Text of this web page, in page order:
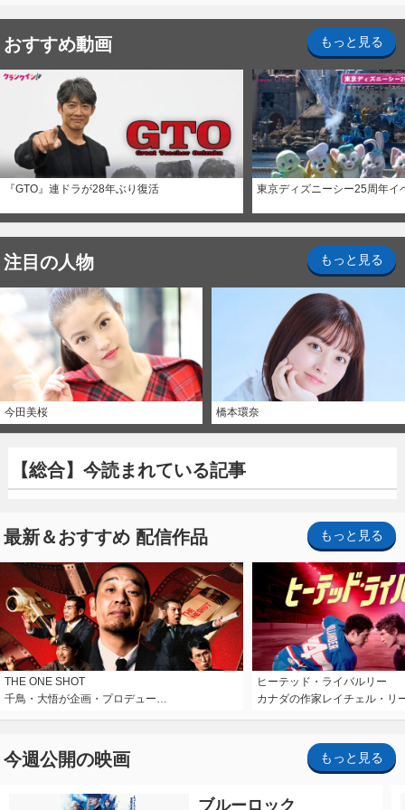
おすすめ動画 もっと見る
『GTO』連ドラが28年ぶり復活 東京ディズニーシー25周年イ
注目の人物 もっと見る
今田美桜 橋本環奈
【総合】今読まれている記事
最新＆おすすめ 配信作品 もっと見る
THE ONE SHOT
千鳥・大悟が企画・プロデュー…
ヒーテッド・ライバルリー
カナダの作家レイチェル・リ
今週公開の映画 もっと見る
ブルーロック